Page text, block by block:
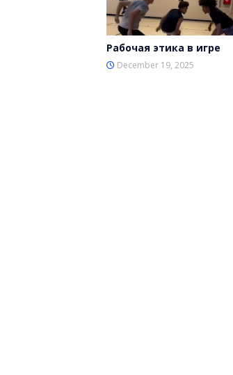
Рабочая этика в игре
December 19, 2025